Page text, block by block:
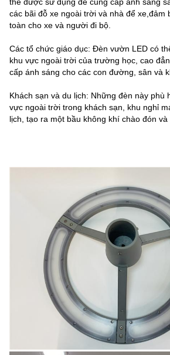
các bãi đỗ xe ngoài trời và nhà để xe,đảm
toàn cho xe và người đi bộ.
Các tổ chức giáo dục: Đèn vườn LED có
khu vực ngoài trời của trường học, cao
cấp ánh sáng cho các con đường, sân và
Khách sạn và du lịch: Những đèn này phù
vực ngoài trời trong khách sạn, khu nghỉ
lịch, tạo ra một bầu không khí chào đón và